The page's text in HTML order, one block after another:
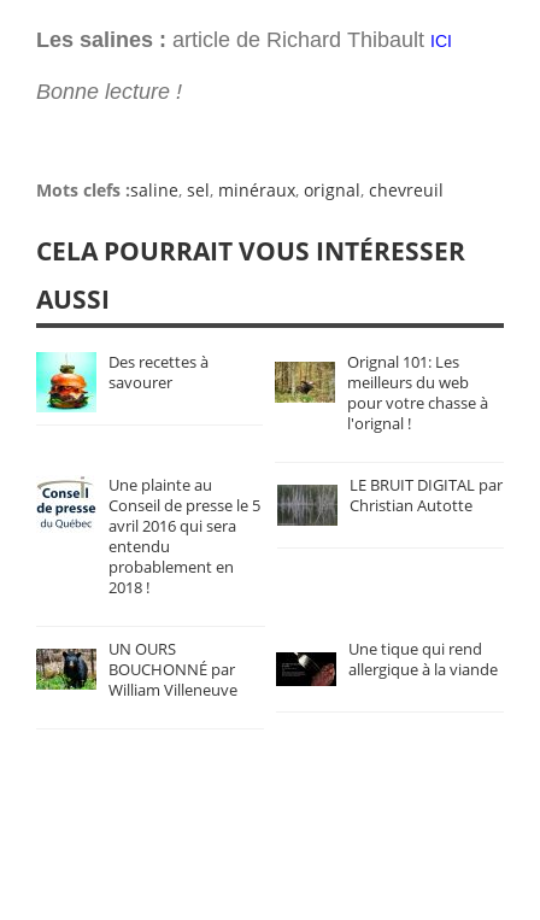
Les salines : article de Richard Thibault ICI
Bonne lecture !
Mots clefs :saline, sel, minéraux, orignal, chevreuil
CELA POURRAIT VOUS INTÉRESSER
AUSSI
Des recettes à
savourer
Orignal 101: Les
meilleurs du web
pour votre chasse à
l'orignal !
Une plainte au
Conseil de presse le 5
avril 2016 qui sera
entendu
probablement en
2018 !
LE BRUIT DIGITAL par
Christian Autotte
UN OURS
BOUCHONNÉ par
William Villeneuve
Une tique qui rend
allergique à la viande